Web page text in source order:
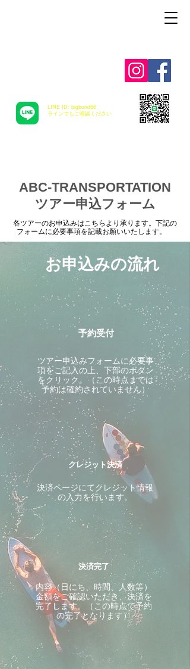
LINE ID: bigbond66
​ラインでもご相談ください
ABC-TRANSPORTATION
ツアー申込フォーム
各ツアーのお申込みはこちらより承ります。下記の
フォームに必要事項を記載お願いいたします。
お申込みの流れ
予約受付
ツアー申込みフォームに必要事
項をご記入の上、下部のボタン
をクリック。（この時点までは
予約は確約されていません）
クレジット決済
決済ページにてクレジット情報
の入力を行います。
決済完了
内容（日にち、時間、人数等）
金額をご確認いただき、決済を
完了します。（この時点で予約
の完了となります）